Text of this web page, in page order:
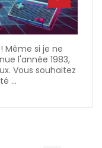
Même si je ne
l'année 1983,
Vous souhaitez
...